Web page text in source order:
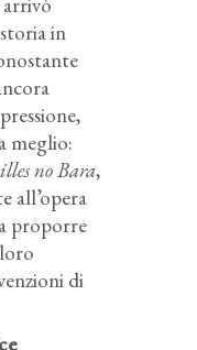
in
meglio:
no Bara,
all’opera
proporre
di